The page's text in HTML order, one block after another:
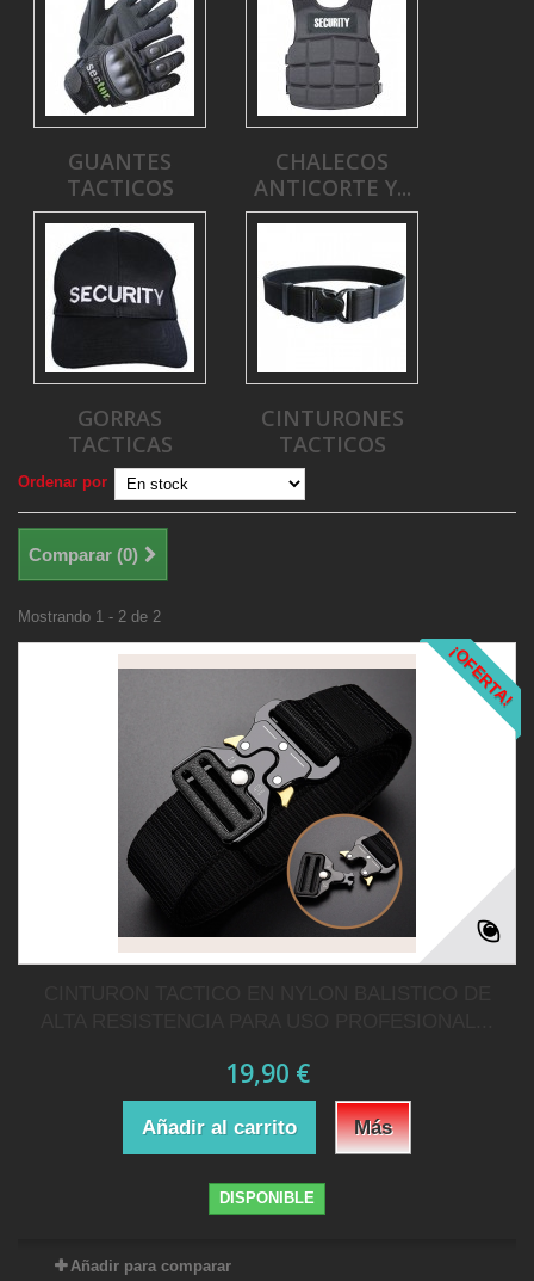
GUANTES
TACTICOS
CHALECOS
ANTICORTE Y...
GORRAS
TACTICAS
CINTURONES
TACTICOS
Ordenar por
Comparar (0)
Mostrando 1 - 2 de 2
¡OFERTA!
19,90 €
Añadir al carrito Más
DISPONIBLE
Añadir para comparar